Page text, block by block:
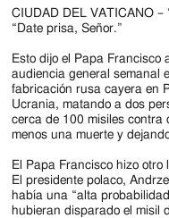
Diocese
of
Jackson
Since
1954
CIUDAD DEL VATICANO –
“Date prisa, Señor.”
Esto dijo el Papa Francisco
audiencia general semanal
fabricación rusa cayera en
Ucrania, matando a dos
cerca de 100 misiles contra
menos una muerte y
El Papa Francisco hizo otro
El presidente polaco,
había una “alta
hubieran disparado el misil